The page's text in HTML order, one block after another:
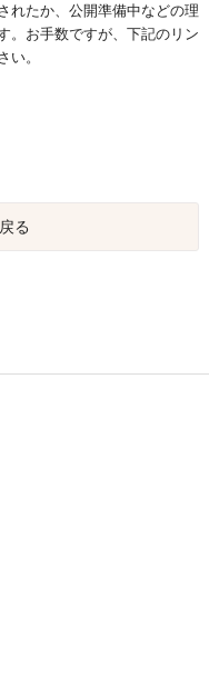
れたか、公開準備中などの理
。お手数ですが、下記のリン
い。
る